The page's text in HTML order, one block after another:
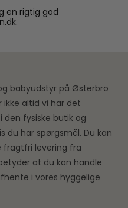
en rigtig god
babyudstyr på Østerbro
altid vi har det
fysiske butik og
du har spørgsmål. Du kan
levering fra
at du kan handle
i vores hyggelige